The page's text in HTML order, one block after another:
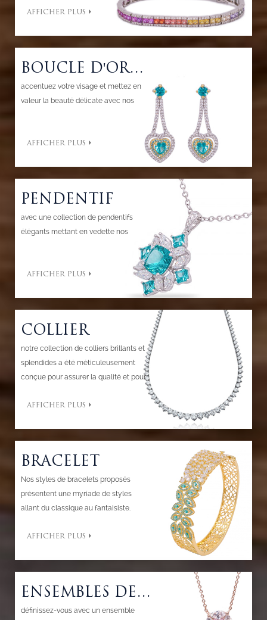
valeur votre beauté et votre goût.
AFFICHER PLUS
BOUCLE D'OREILLE
accentuez votre visage et mettez en
valeur la beauté délicate avec nos
l'éclat à vos oreilles pour être orné à
AFFICHER PLUS
PENDENTIF
avec une collection de pendentifs
élégants mettant en vedette nos
designs classiques et modernes pour
votre charme féminin.
AFFICHER PLUS
COLLIER
notre collection de colliers brillants et
splendides a été méticuleusement
conçue pour assurer la qualité et pour
évoquer un sens de grâce, de classe et
de style.
AFFICHER PLUS
BRACELET
Nos styles de bracelets proposés
présentent une myriade de styles
allant du classique au fantaisiste.
l'ordinaire en extraordinaire pour faire
AFFICHER PLUS
ENSEMBLES DE BIJOUX
définissez-vous avec un ensemble